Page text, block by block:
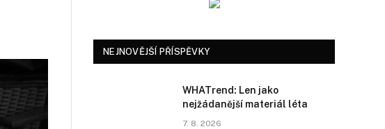
NEJNOVĚJŠÍ PŘÍSPĚVKY
WHATrend: Len jako
nejžádanější materiál léta
7. 8. 2026